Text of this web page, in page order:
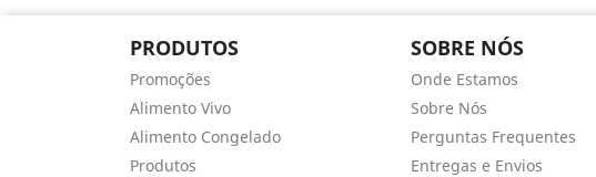
PRODUTOS
Promoções
Alimento Vivo
Alimento Congelado
Produtos
SOBRE NÓS
Onde Estamos
Sobre Nós
Perguntas Frequentes
Entregas e Envios